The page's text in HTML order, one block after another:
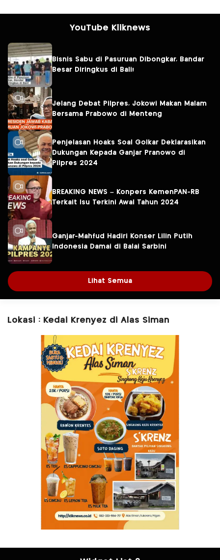
YouTube Kliknews
Bisnis Sabu di Pasuruan Dibongkar, Bandar
Besar Diringkus di Bali!
Jelang Debat Pilpres, Jokowi Makan Malam
Bersama Prabowo di Menteng
Penjelasan Hoaks Soal Golkar Deklarasikan
Dukungan Kepada Ganjar Pranowo di
Pilpres 2024
BREAKING NEWS – Konpers KemenPAN-RB
Terkait Isu Terkini Awal Tahun 2024
Ganjar-Mahfud Hadiri Konser Lilin Putih
Indonesia Damai di Balai Sarbini
Lihat Semua
Lokasi : Kedai Krenyez di Alas Siman